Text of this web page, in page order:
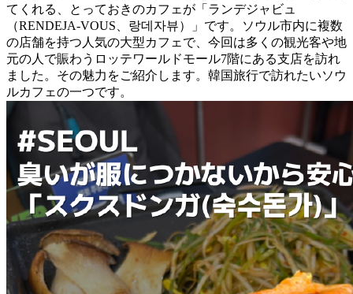
てくれる、とっておきのカフェが「ランデジャビュ
（RENDEJA-VOUS、랑데자뷰）」です。ソウル市内に複数
の店舗を持つ人気の大型カフェで、今回は多くの観光客や地
元の人で賑わうロッテワールドモール7階にある支店を訪れ
ました。その魅力をご紹介します。韓国旅行で訪れたいソウ
ルカフェの一つです。